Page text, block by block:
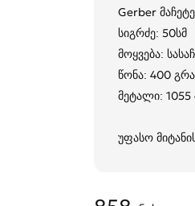
Gerber მაჩეტე
სიგრძე: 50სმ
მოყვება:
წონა: 400
მეტალი:
უფასო